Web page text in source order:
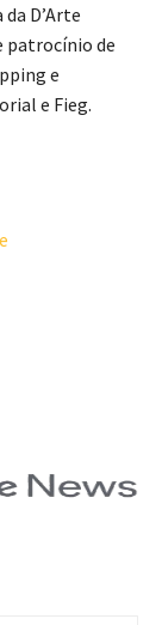
D’Arte
patrocínio de
e
e Fieg.